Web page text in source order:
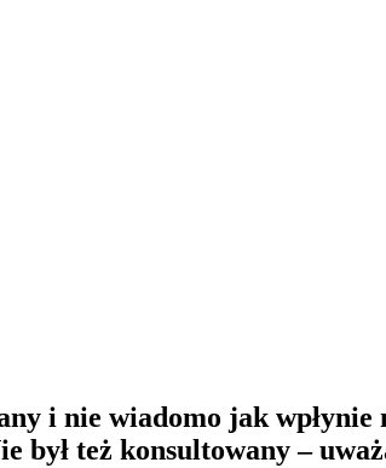
i nie wiadomo jak wpłynie
był też konsultowany –